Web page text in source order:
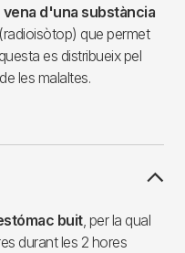
d'una substància
(radioisòtop) que permet
es distribueix pel
les malaltes.
buit, per la qual
durant les 2 hores